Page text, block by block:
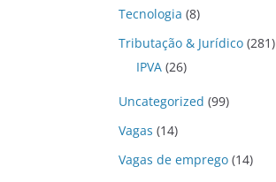
Tecnologia (8)
Tributação & Jurídico (281)
IPVA (26)
Uncategorized (99)
Vagas (14)
Vagas de emprego (14)